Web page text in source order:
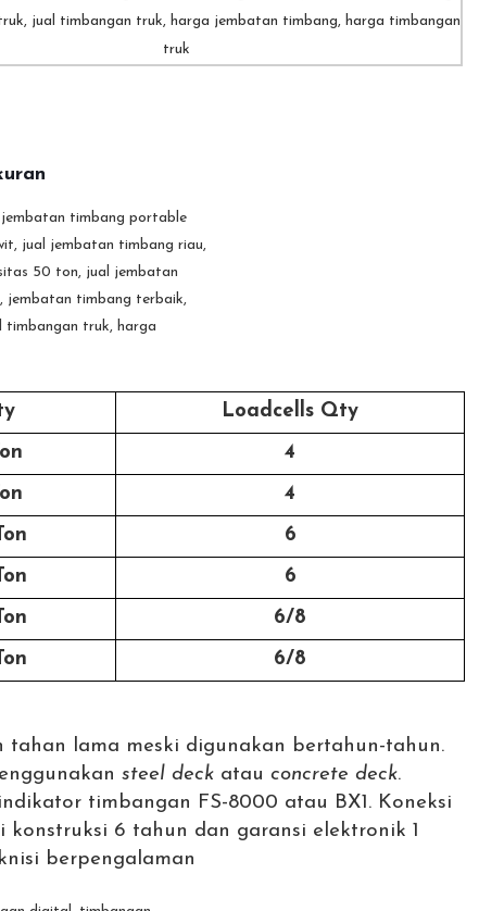
Loadcells Qty
4
4
6
6
6/8
6/8
tahan lama meski digunakan bertahun-tahun.
steel deck atau concrete deck.
timbangan FS-8000 atau BX1. Koneksi
konstruksi 6 tahun dan garansi elektronik 1
berpengalaman